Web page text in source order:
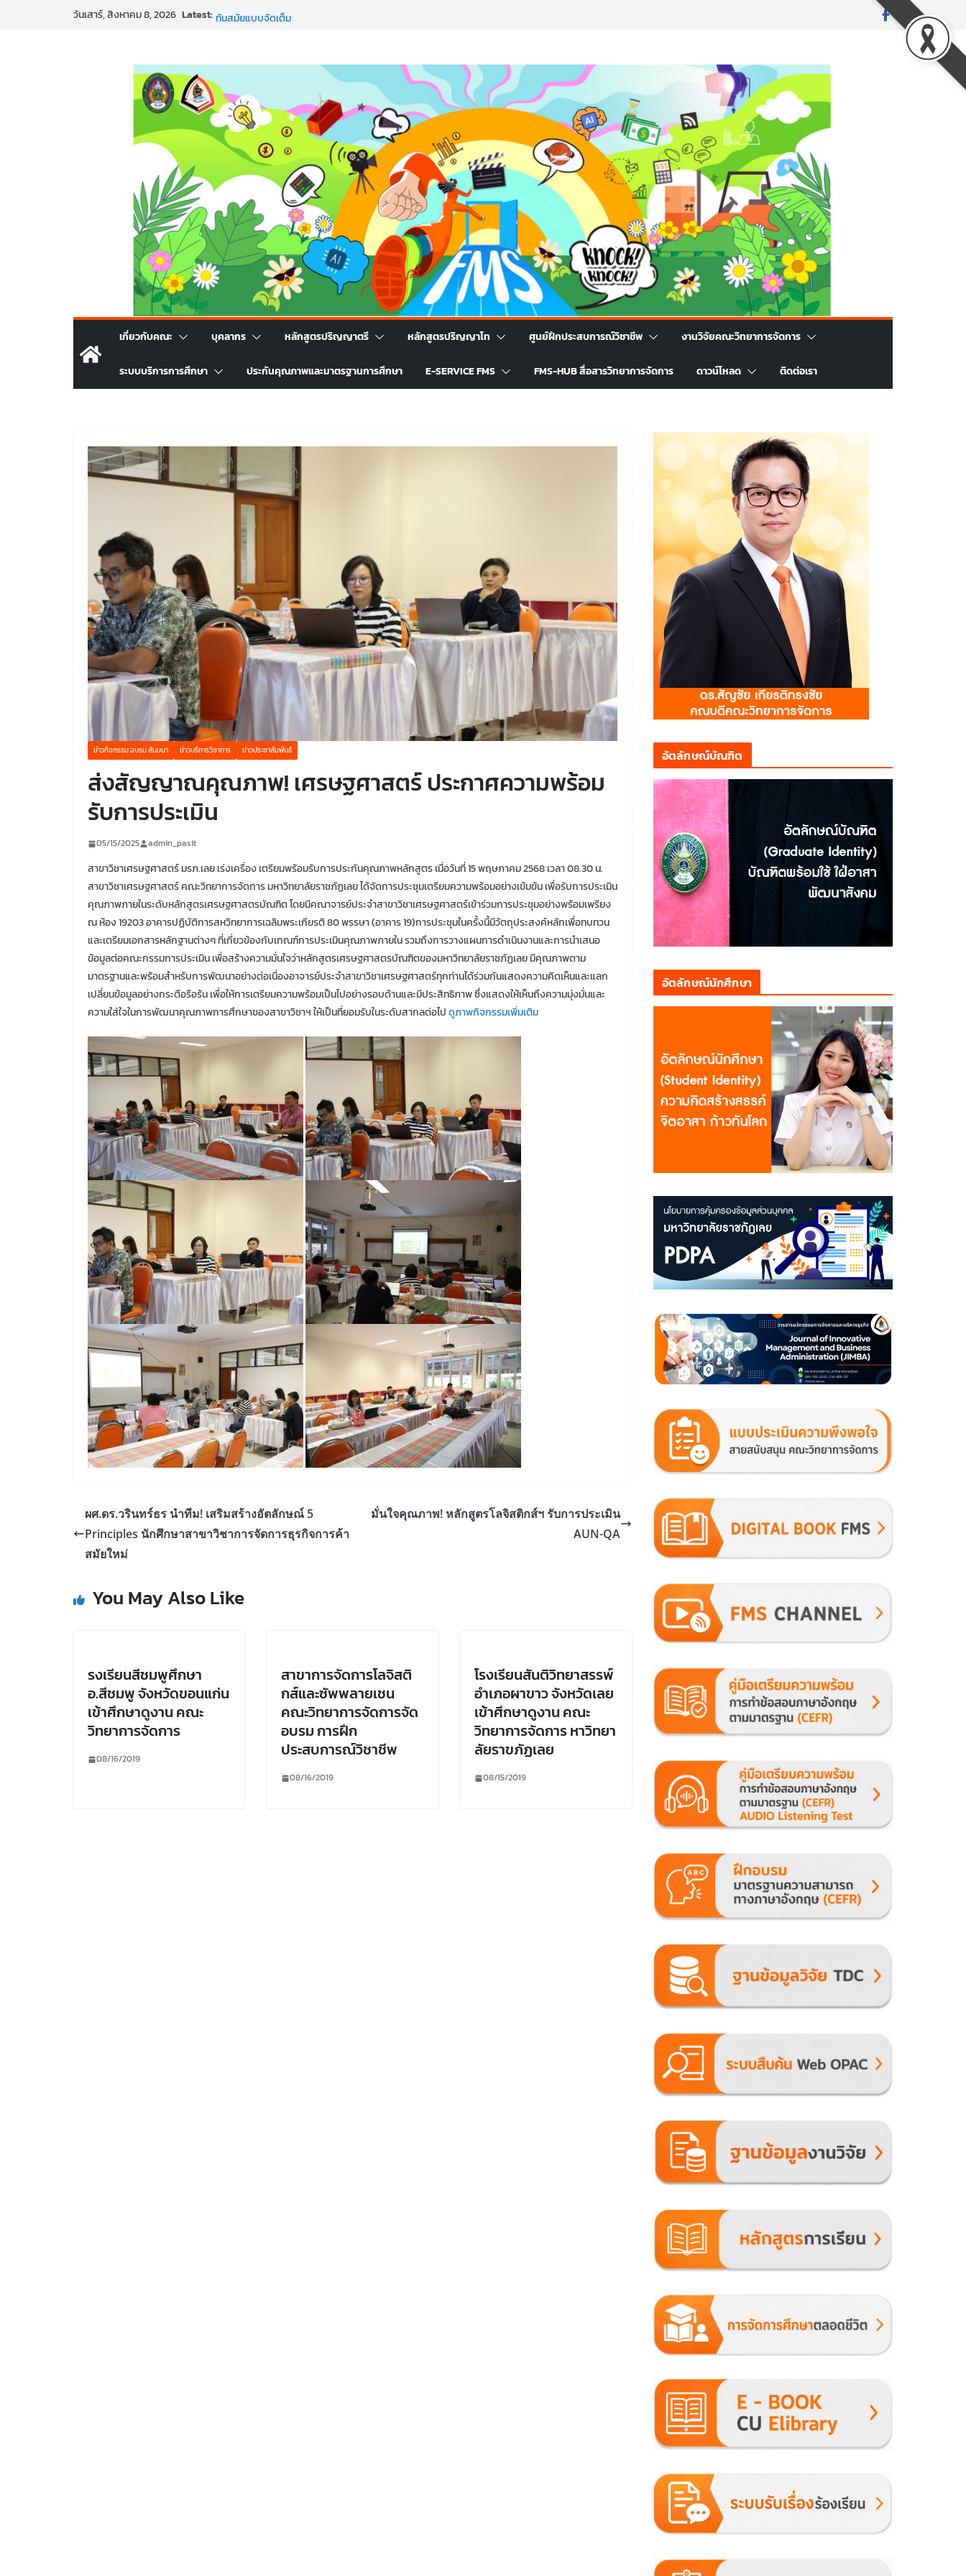
วันเสาร์, สิงหาคม 8, 2026 Latest:สร้าง VDO ก็ปัง แถมเขียนโค้ดสร้างแอปได้อีก! เรียนกับ มรภ.เลย ได้สกิล
พาธุรกิจท้องถิ่นสู่ตลาดโลก ด้วยเทคโนโลยี AI!
SMEs ยุคนี้ ถ้าไม่ใช้ AI ถือว่าพลาดมาก!
เกี่ยวกับคณะ บุคลากร หลักสูตรปริญญาตรี หลักสูตรปริญญาโท ศูนย์ฝึกประสบการณ์วิชาชีพ งานวิจัยคณะวิทยาการจัดการ
ระบบบริการการศึกษา ประกันคุณภาพและมาตรฐานการศึกษา E-SERVICE FMS FMS-HUB สื่อสารวิทยาการจัดการ ดาวน์โหลด ติดต่อเรา
ข่าวกิจกรรม อบรม สัมมนา ข่าวบริการวิชาการ ข่าวประชาสัมพันธ์
ส่งสัญญาณคุณภาพ! เศรษฐศาสตร์ ประกาศความพร้อม
รับการประเมิน
05/15/2025 admin_pasit
สาขาวิชาเศรษฐศาสตร์ มรภ.เลย เร่งเครื่อง เตรียมพร้อมรับการประกันคุณภาพหลักสูตร เมื่อวันที่ 15 พฤษภาคม 2568 เวลา 08.30 น.
สาขาวิชาเศรษฐศาสตร์ คณะวิทยาการจัดการ มหาวิทยาลัยราชภัฏเลย ได้จัดการประชุมเตรียมความพร้อมอย่างเข้มข้น เพื่อรับการประเมิน
คุณภาพภายในระดับหลักสูตรเศรษฐศาสตรบัณฑิต โดยมีคณาจารย์ประจำสาขาวิชาเศรษฐศาสตร์เข้าร่วมการประชุมอย่างพร้อมเพรียง
ณ ห้อง 19203 อาคารปฏิบัติการสหวิทยาการเฉลิมพระเกียรติ 80 พรรษา (อาคาร 19)การประชุมในครั้งนี้มีวัตถุประสงค์หลักเพื่อทบทวน
และเตรียมเอกสารหลักฐานต่างๆ ที่เกี่ยวข้องกับเกณฑ์การประเมินคุณภาพภายใน รวมถึงการวางแผนการดำเนินงานและการนำเสนอ
ข้อมูลต่อคณะกรรมการประเมิน เพื่อสร้างความมั่นใจว่าหลักสูตรเศรษฐศาสตรบัณฑิตของมหาวิทยาลัยราชภัฏเลย มีคุณภาพตาม
มาตรฐานและพร้อมสำหรับการพัฒนาอย่างต่อเนื่องอาจารย์ประจำสาขาวิชาเศรษฐศาสตร์ทุกท่านได้ร่วมกันแสดงความคิดเห็นและแลก
เปลี่ยนข้อมูลอย่างกระตือรือร้น เพื่อให้การเตรียมความพร้อมเป็นไปอย่างรอบด้านและมีประสิทธิภาพ ซึ่งแสดงให้เห็นถึงความมุ่งมั่นและ
ความใส่ใจในการพัฒนาคุณภาพการศึกษาของสาขาวิชาฯ ให้เป็นที่ยอมรับในระดับสากลต่อไปดูภาพกิจกรรมเพิ่มเติม
ผศ.ดร.วรินทร์ธร นำทีม! เสริมสร้างอัตลักษณ์ 5
Principles นักศึกษาสาขาวิชาการจัดการธุรกิจการค้า
สมัยใหม่
มั่นใจคุณภาพ! หลักสูตรโลจิสติกส์ฯ รับการประเมิน
AUN-QA
You May Also Like
รงเรียนสีชมพูศึกษา
อ.สีชมพู จังหวัดขอนแก่น
เข้าศึกษาดูงาน คณะ
วิทยาการจัดการ
08/16/2019
สาขาการจัดการโลจิสติ
กส์และซัพพลายเชน
คณะวิทยาการจัดการจัด
อบรม การฝึก
ประสบการณ์วิชาชีพ
08/16/2019
โรงเรียนสันติวิทยาสรรพ์
อำเภอผาขาว จังหวัดเลย
เข้าศึกษาดูงาน คณะ
วิทยาการจัดการ หาวิทยา
ลัยราขภัฏเลย
08/15/2019
อัตลักษณ์บัณฑิต
อัตลักษณ์นักศึกษา